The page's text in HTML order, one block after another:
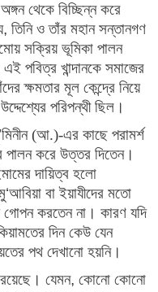
থেকে বিচ্ছিন্ন করে
, তিনি ও তাঁর মহান সন্তানগণ
সক্রিয় ভূমিকা পালন
পবিত্র খান্দানকে সমাজের
ক্ষমতার মূল কেন্দ্রে নিয়ে
পরিপন্থী ছিল।
’মিনীন (আ.)-এর কাছে পরামর্শ
পালন করে উত্তর দিতেন।
দায়িত্ব হলো
‘আবিয়া বা ইয়াযীদের মতো
করতেন না। কারণ যদি
দিন কেউ যেন
পথ দেখানো হয়নি।
যেমন, কোনো কোনো